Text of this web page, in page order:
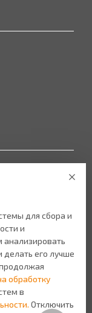
для сбора и
и
анализировать
делать его лучше
обработку
в
Отключить